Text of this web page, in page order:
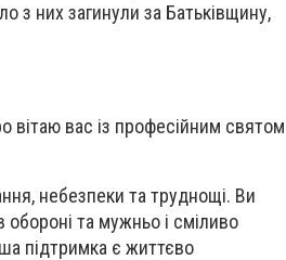
з них загинули за Батьківщину,
вітаю вас із професійним святом
небезпеки та труднощі. Ви
обороні та мужньо і сміливо
підтримка є життєво